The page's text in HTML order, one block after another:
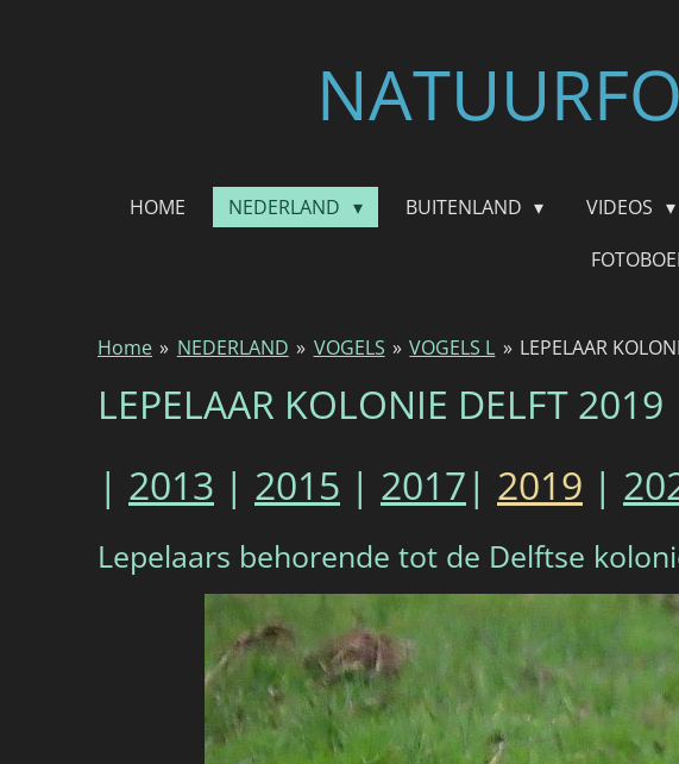
HOME NEDERLAND BUITENLAND VIDEOS
Home » NEDERLAND » VOGELS » VOGELS L » LEPELAAR
LEPELAAR KOLONIE DELFT 2019
| 2013 | 2015 | 2017| 2019 |
Lepelaars behorende tot de Delftse